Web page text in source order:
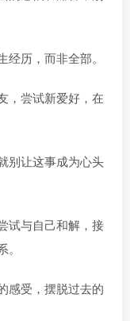
历，而非全部。
尝试新爱好，在
让这事成为心头
与自己和解，接
受，摆脱过去的